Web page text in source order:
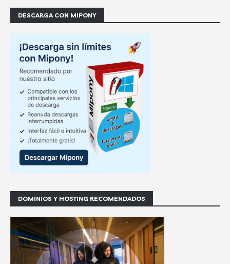
DESCARGA CON MIPONY
DOMINIOS Y HOSTING RECOMENDADOS